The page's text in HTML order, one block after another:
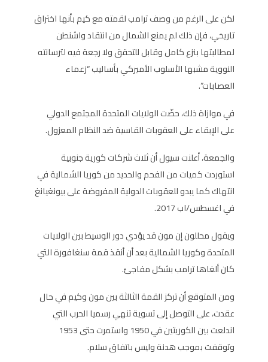
لكن على الرغم من وصف ترامب لقمته مع كيم بأنها اختراق
تاريخي، فإن ذلك لم يمنع الشمال من انتقاد واشنطن
لمطالبتها بنزع كامل وقابل للتحقق ولا رجعة فيه لترسانته
النووية مشبها الأسلوب الأميركي بأساليب “زعماء
العصابات”.
في موازاة ذلك، حضّت الولايات المتحدة المجتمع الدولي
على الإبقاء على العقوبات القاسية ضد النظام المعزول.
والجمعة، أعلنت سيول أن ثلاث شركات كورية جنوبية
استوردت كميات من الفحم والحديد من كوريا الشمالية في
انتهاك كما يبدو للعقوبات الدولية المفروضة على بيونغيانغ
في اغسطس/اب 2017.
ويقول محللون إن مون قد يؤدي دور الوسيط بين الولايات
المتحدة وكوريا الشمالية بعد أن أنقذ قمة سنغافورة التي
كان ألغاها ترامب بشكل مفاجئ.
ومن المتوقع أن تركز القمة الثالثة بين مون وكيم في حال
عقدت، على التوصل إلى تسوية تنهي رسميا الحرب التي
اندلعت بين الكوريتين في 1950 واستمرت حتى 1953
وتوقفت بموجب هدنة وليس باتفاق سلام.